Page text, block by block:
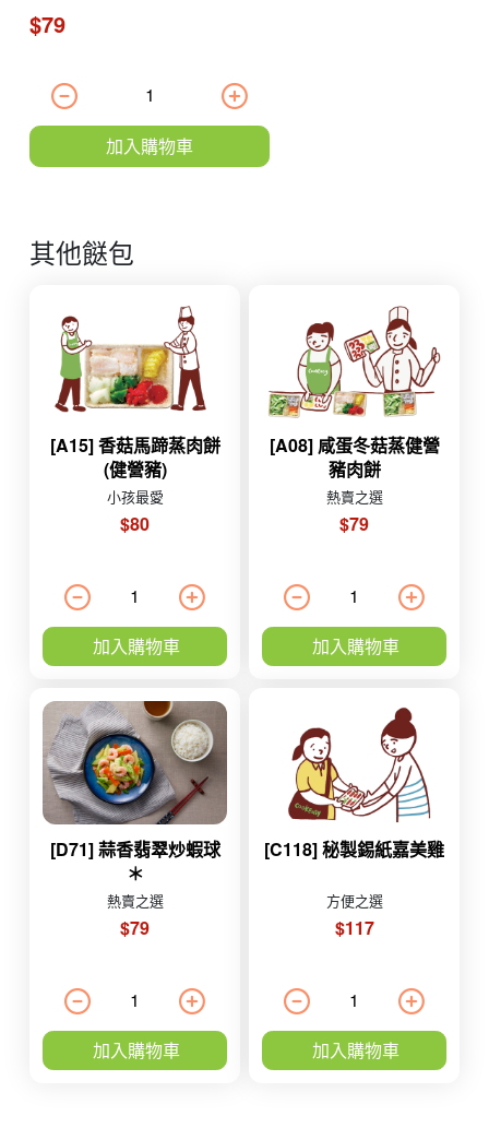
$79
加入購物車
其他餸包
[A15] 香菇馬蹄蒸肉餅
(健營豬)
小孩最愛
$80
加入購物車
[A08] 咸蛋冬菇蒸健營
豬肉餅
熱賣之選
$79
加入購物車
[D71] 蒜香翡翠炒蝦球
＊
熱賣之選
$79
加入購物車
[C118] 秘製錫紙嘉美雞
方便之選
$117
加入購物車